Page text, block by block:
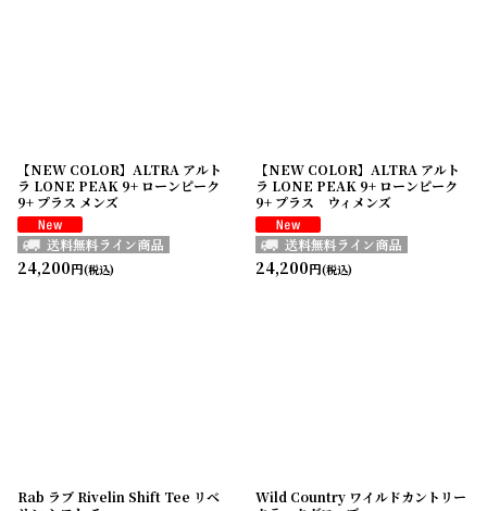
【NEW COLOR】ALTRA アルト
ラ LONE PEAK 9+ ローンピーク
9+ プラス メンズ
24,200円(税込)
【NEW COLOR】ALTRA アルト
ラ LONE PEAK 9+ ローンピーク
9+ プラス ウィメンズ
24,200円(税込)
Rab ラブ Rivelin Shift Tee リベ
Wild Country ワイルドカントリー